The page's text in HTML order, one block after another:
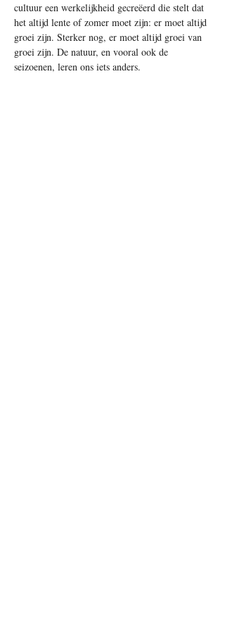
cultuur een werkelijkheid gecreëerd die stelt dat
het altijd lente of zomer moet zijn: er moet altijd
groei zijn. Sterker nog, er moet altijd groei van
groei zijn. De natuur, en vooral ook de
seizoenen, leren ons iets anders.